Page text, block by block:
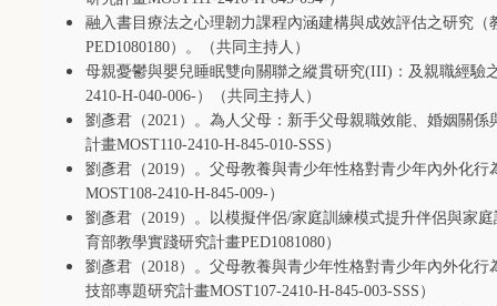
融入書目療法之心理韌力課程內涵建構與成效評估之研究（
PED1080180）。（共同主持人）
母親憂鬱與嬰兒睡眠雙向關聯之縱貫研究(III) ：及親職經驗
2410-H-040-006-）（共同主持人）
劉彥君（2021 ）。為人父母：新手父母親職效能、婚姻關
計畫MOST110-2410-H-845-010-SSS ）
劉彥君（2019）。父母教養與青少年性格對青少年內外化行
MOST108-2410-H-845-009-）
劉彥君（2019）。以模擬伴侶/家庭訓練模式提升伴侶與家
育部教學實踐研究計畫PED1081080）
劉彥君（2018）。父母教養與青少年性格對青少年內外化行
技部專題研究計畫MOST107-2410-H-845-003-SSS ）